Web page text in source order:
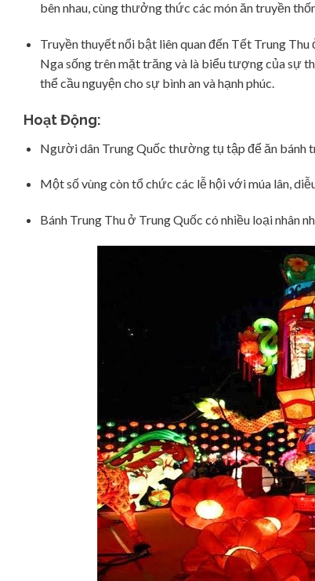
bên nhau, cùng thưởng thức các món ăn truyền
Truyền thuyết nổi bật liên quan đến Tết Trung Thu
Nga sống trên mặt trăng và là biểu tượng của sự
thể cầu nguyện cho sự bình an và hạnh phúc.
Hoạt Động:
Người dân Trung Quốc thường tụ tập để ăn bánh
Một số vùng còn tổ chức các lễ hội với múa lân,
Bánh Trung Thu ở Trung Quốc có nhiều loại nhân